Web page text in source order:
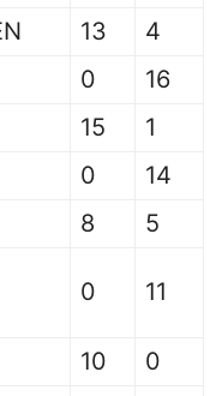
13
4
0
16
15
1
0
14
8 5
0 11
10
0